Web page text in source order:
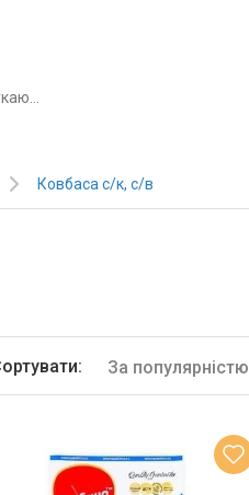
Ковбаса с/к, с/в
За популярністю